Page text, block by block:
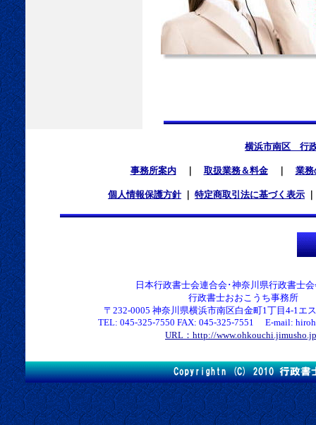
横浜市南区 行
事務所案内｜ 取扱業務＆料金｜ 業務
個人情報保護方針 特定商取引法に基づく表示
日本行政書士会連合会･神奈川県行政書士
行政書士おおこうち事務所
〒232-0005 神奈川県横浜市南区白金町1丁目4-1エ
TEL: 045-325-7550 FAX: 045-325-7551 E-mail:
URL：http://www.ohkouchi.jimusho.jp